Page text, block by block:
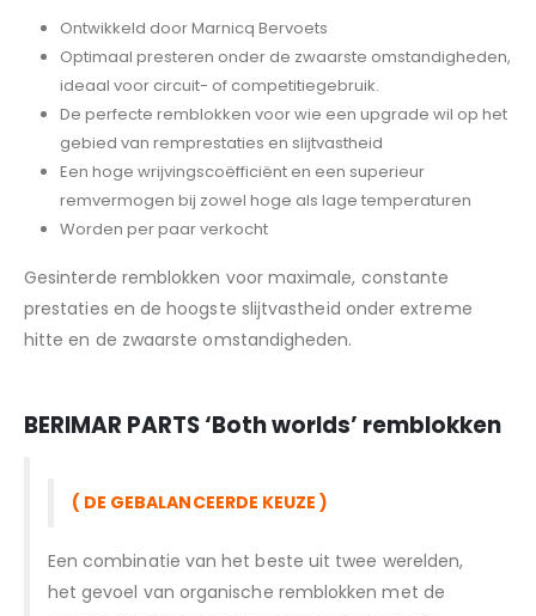
Ontwikkeld door Marnicq Bervoets
Optimaal presteren onder de zwaarste omstandigheden,
ideaal voor circuit- of competitiegebruik.
De perfecte remblokken voor wie een upgrade wil op het
gebied van remprestaties en slijtvastheid
Een hoge wrijvingscoëfficiënt en een superieur
remvermogen bij zowel hoge als lage temperaturen
Worden per paar verkocht
Gesinterde remblokken voor maximale, constante
prestaties en de hoogste slijtvastheid onder extreme
hitte en de zwaarste omstandigheden.
BERIMAR PARTS‘Both worlds’ remblokken
( DE GEBALANCEERDE KEUZE )
Een combinatie van het beste uit twee werelden,
het gevoel van organische remblokken met de